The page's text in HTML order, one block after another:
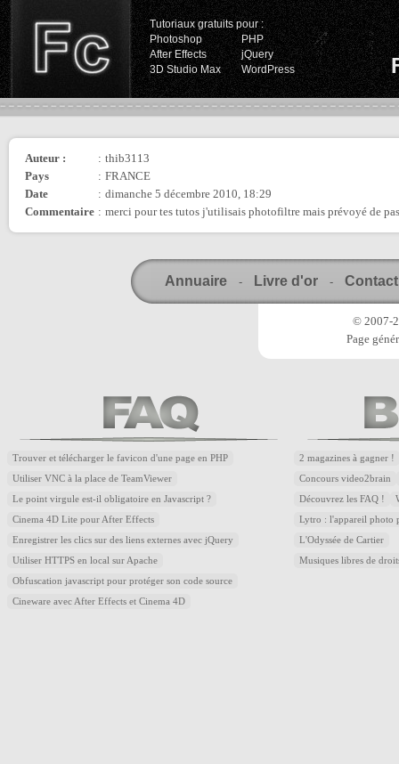
Tutoriaux gratuits pour :
Photoshop
PHP
After Effects
jQuery
3D Studio Max
WordPress
Auteur : : thib3113
Pays
: FRANCE
Date
: dimanche 5 décembre 2010, 18:29
Commentaire : merci pour tes tutos j'utilisais photofiltre mais prévoyé de
Annuaire - Livre d'or - Contact
© 2007-
Page
Trouver et télécharger le favicon d'une page en PHP
Utiliser VNC à la place de TeamViewer
Le point virgule est-il obligatoire en Javascript ?
Cinema 4D Lite pour After Effects
Enregistrer les clics sur des liens externes avec jQuery
Utiliser HTTPS en local sur Apache
Obfuscation javascript pour protéger son code source
Cineware avec After Effects et Cinema 4D
2 magazines à gagner !
Concours video2brain
Découvrez les FAQ !
Lytro : l'appareil photo
L'Odyssée de Cartier
Musiques libres de